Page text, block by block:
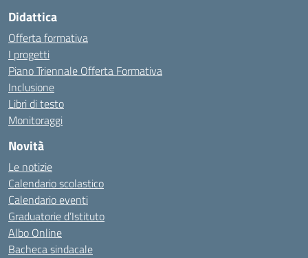
Didattica
Offerta formativa
I progetti
Piano Triennale Offerta Formativa
Inclusione
Libri di testo
Monitoraggi
Novità
Le notizie
Calendario scolastico
Calendario eventi
Graduatorie d’Istituto
Albo Online
Bacheca sindacale